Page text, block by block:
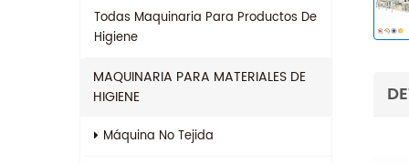
Todas Maquinaria Para Productos De
Higiene
MAQUINARIA PARA MATERIALES DE
HIGIENE
Máquina No Tejida